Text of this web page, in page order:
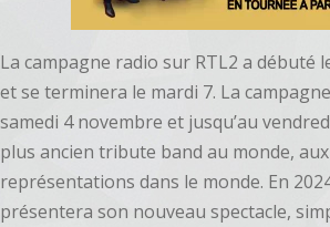
La campagne radio sur RTL2 a débuté
et se terminera le mardi 7. La
samedi 4 novembre et jusqu’au
plus ancien tribute band au monde,
représentations dans le monde. En
présentera son nouveau spectacle,